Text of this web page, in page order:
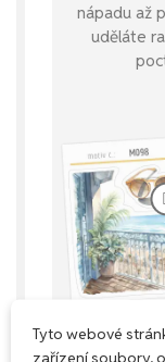
nápadu až
uděláte
Tyto webové
zařízení soubory,